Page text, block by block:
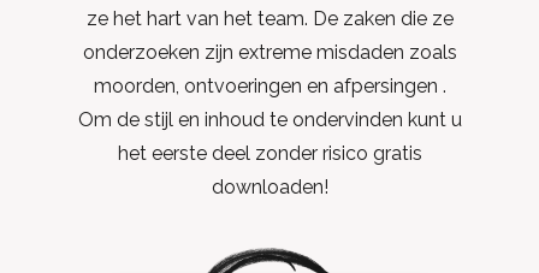
ze het hart van het team. De zaken die ze
onderzoeken zijn extreme misdaden zoals
moorden, ontvoeringen en afpersingen .
Om de stijl en inhoud te ondervinden kunt u
het eerste deel zonder risico gratis
downloaden!